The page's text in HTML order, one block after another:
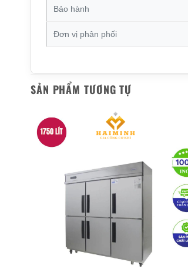
Bảo hành
Đơn vị phân phối
SẢN PHẨM TƯƠNG TỰ